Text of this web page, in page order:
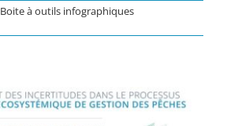
Boite à outils infographiques